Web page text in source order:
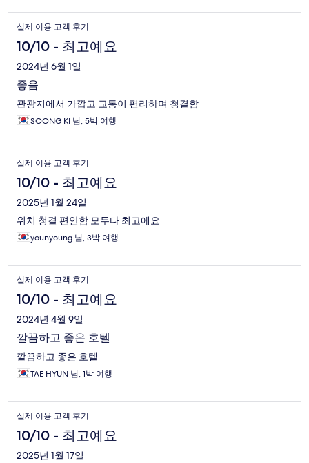
실제 이용 고객 후기
10/10 - 최고예요
2024년 6월 1일
좋음
관광지에서 가깝고 교통이 편리하며 청결함
SOONG KI 님, 5박 여행
실제 이용 고객 후기
10/10 - 최고예요
2025년 1월 24일
위치 청결 편안함 모두다 최고에요
younyoung 님, 3박 여행
실제 이용 고객 후기
10/10 - 최고예요
2024년 4월 9일
깔끔하고 좋은 호텔
깔끔하고 좋은 호텔
TAE HYUN 님, 1박 여행
실제 이용 고객 후기
10/10 - 최고예요
2025년 1월 17일